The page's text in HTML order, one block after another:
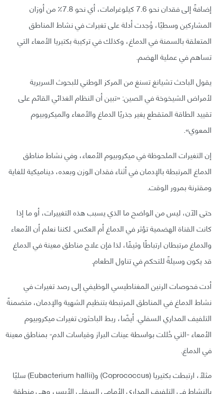
إضافةً إلى فقدان نحو 7.6 كيلوغرامات، أي نحو 7.8٪ من أوزان
المشاركين وسطيًا، وُجدت أدلة على تغيرات في نشاط المناطق
المتعلقة بالسمنة في الدماغ، وكذلك في تركيبة بكتيريا الأمعاء التي
تساهم في عملية الهضم.
يقول الباحث تشيانغ تسنغ من المركز الوطني للبحوث السريرية
لأمراض الشيخوخة في الصين: «تبين أن النظام الغذائي القائم على
تقييد الطاقة المتقطع يغير جذريًا الدماغ والأمعاء والميكروبيوم
المعوي».
إن التغيرات الملحوظة في ميكروبيوم الأمعاء، وفي نشاط مناطق
الدماغ المرتبطة بالإدمان في أثناء فقدان الوزن وبعده، ديناميكية للغاية
ومقترنة بمرور الوقت.
حتى الآن، ليس من الواضح ما الذي يسبب هذه التغييرات، أو ما إذا
كانت القناة الهضمية تؤثر في الدماغ أم العكس. لكننا نعلم أن الأمعاء
والدماغ مرتبطان ارتباطًا وثيقًا، لذا فإن علاج مناطق معينة في الدماغ
قد يكون وسيلةً للتحكم في تناول الطعام.
أدت فحوصات الرنين المغناطيسي الوظيفي إلى رصد تغيرات في
نشاط الدماغ في المناطق المرتبطة بتنظيم الشهية والإدمان، متضمنةً
التلفيف المداري السفلي. أيضًا، ربط الباحثون تغيرات ميكروبيوم
الأمعاء -التي حُللت بواسطة عينات البراز وقياسات الدم- بمناطق معينة
في الدماغ.
مثلًا، ارتبطت بكتيريا (Coprococcus) و(Eubacterium hallii) سلبًا
بالنشاط في التلفيف المداري الأمامي السفلي الأيسر، وهي منطقة